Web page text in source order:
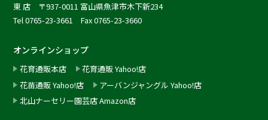
東 店
〒937-0011 富山県魚津市木下新234
Tel 0765-23-3661 Fax 0765-23-3660
オンラインショップ
花育通販本店
花育通販 Yahoo!店
花苗通販 Yahoo!店
アーバンジャングル Yahoo!店
北山ナーセリー園芸店 Amazon店